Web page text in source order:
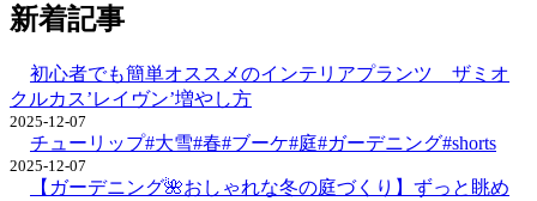
新着記事
初心者でも簡単オススメのインテリアプランツ ザミオ
クルカス’レイヴン’増やし方
2025-12-07
チューリップ#大雪#春#ブーケ#庭#ガーデニング#shorts
2025-12-07
【ガーデニング🌺おしゃれな冬の庭づくり】ずっと眺め